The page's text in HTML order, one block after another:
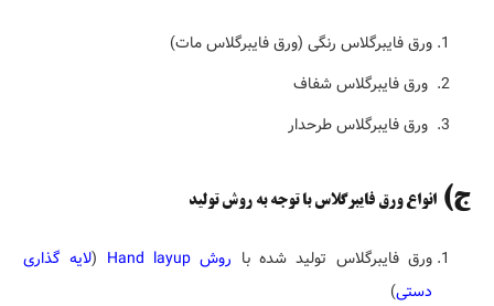
ورق فایبرگلاس رنگی (ورق فایبرگلاس مات)
ورق فایبرگلاس شفاف
ورق فایبرگلاس طرحدار
ج) انواع ورق فایبرگلاس با توجه به روش تولید
ورق فایبرگلاس تولید شده با روش Hand layup (لایه گذاری
دستی)